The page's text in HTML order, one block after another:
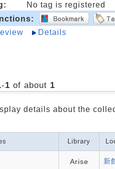
No tag is registered
Details
-1 of about 1
details about the
Library
Arise 新